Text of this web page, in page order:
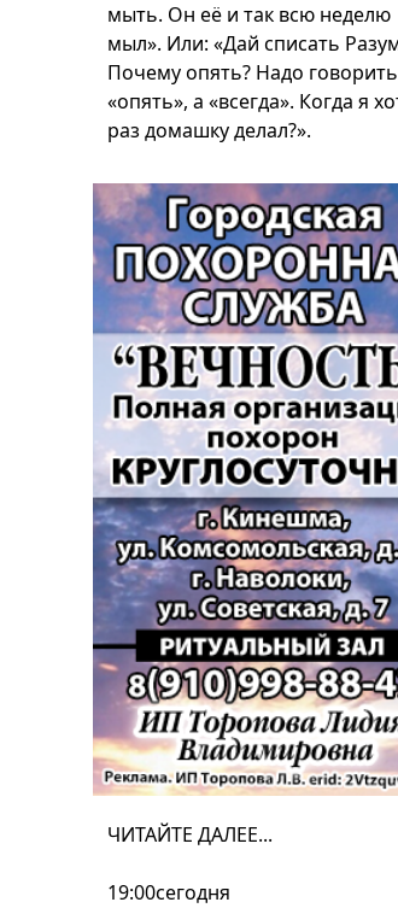
мыть. Он её и так всю неделю
мыл». Или: «Дай списать
Почему опять? Надо
«опять», а «всегда». Когда я
раз домашку делал?».
ЧИТАЙТЕ ДАЛЕЕ...
19:00сегодня